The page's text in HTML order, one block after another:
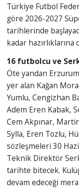
Türkiye Futbol
göre 2026-2027
tarihlerinde
kadar hazırlıklarına
16 futbolcu ve
Öte yandan
yer alan Kağan
Yumlu, Cengizhan
Adem Eren Kabak,
Cem Akpınar,
Sylla, Eren Tozlu,
sözleşmeleri 30
Teknik Direktör
tarihte bitecek.
devam edeceği